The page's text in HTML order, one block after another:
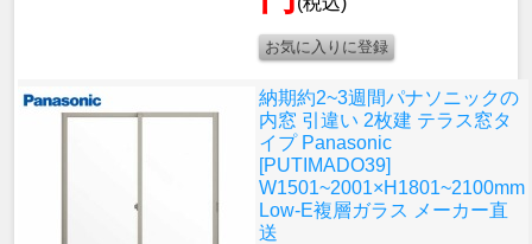
納期約2~3週間パナソニックの
内窓 引違い 2枚建 テラス窓タ
イプ Panasonic
[PUTIMADO39]
W1501~2001×H1801~2100mm
Low-E複層ガラス メーカー直
送